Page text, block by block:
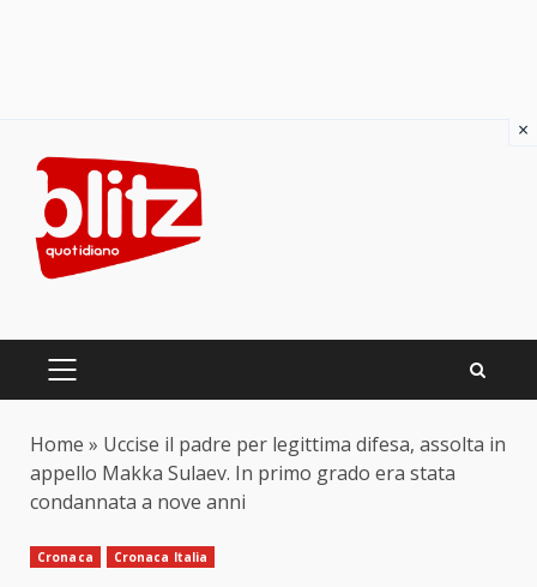
content
PRIMARY
Home » Uccise il padre per legittima difesa, assolta in
appello Makka Sulaev. In primo grado era stata
condannata a nove anni
Cronaca Cronaca Italia
×